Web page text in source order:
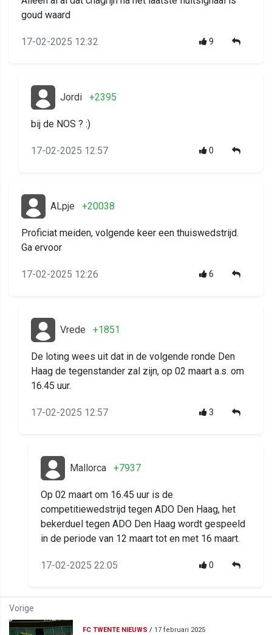
goud waard
17-02-2025 12:32 9
Jordi +2395
bij de NOS ? :)
17-02-2025 12:57 0
ALpje +20038
Proficiat meiden, volgende keer een thuiswedstrijd.
Ga ervoor
17-02-2025 12:26 6
Vrede +1851
De loting wees uit dat in de volgende ronde Den
Haag de tegenstander zal zijn, op 02 maart a.s. om
16.45 uur.
17-02-2025 12:57 3
Mallorca +7937
Op 02 maart om 16.45 uur is de
competitiewedstrijd tegen ADO Den Haag, het
bekerduel tegen ADO Den Haag wordt gespeeld
in de periode van 12 maart tot en met 16 maart.
17-02-2025 22:05 0
Vorige
FC TWENTE NIEUWS / 17 februari 2025